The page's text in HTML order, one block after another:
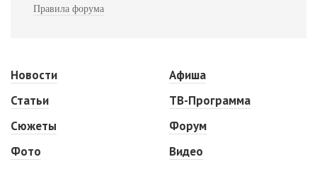
Правила форума
Новости
Статьи
Сюжеты
Фото
Афиша
ТВ-Программа
Форум
Видео